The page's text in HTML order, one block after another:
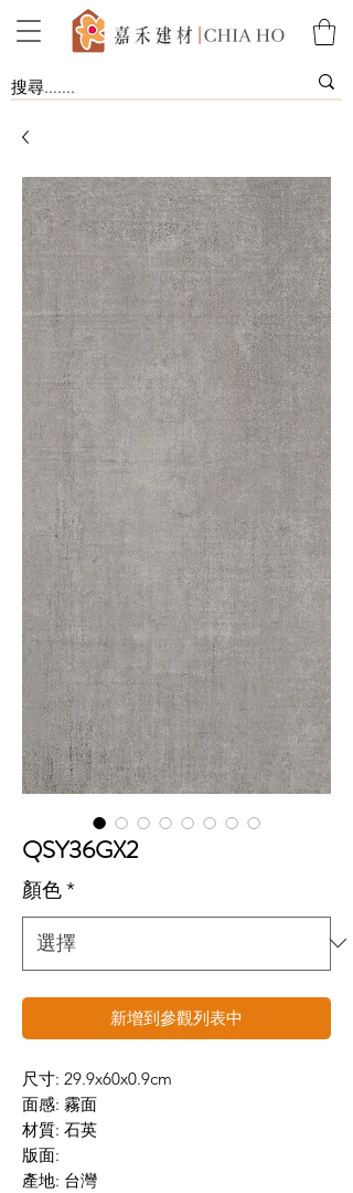
QSY36GX2
顏色*
新增到參觀列表中
尺寸: 29.9x60x0.9cm
面感: 霧面
材質: 石英
版面:
產地: 台灣